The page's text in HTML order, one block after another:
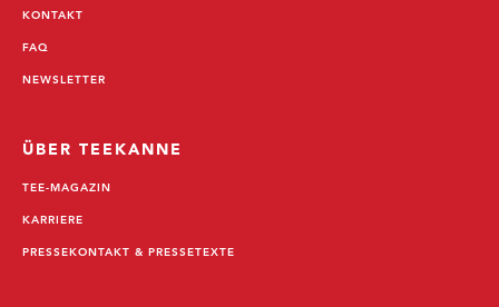
KONTAKT
FAQ
NEWSLETTER
ÜBER TEEKANNE
TEE-MAGAZIN
KARRIERE
PRESSEKONTAKT & PRESSETEXTE